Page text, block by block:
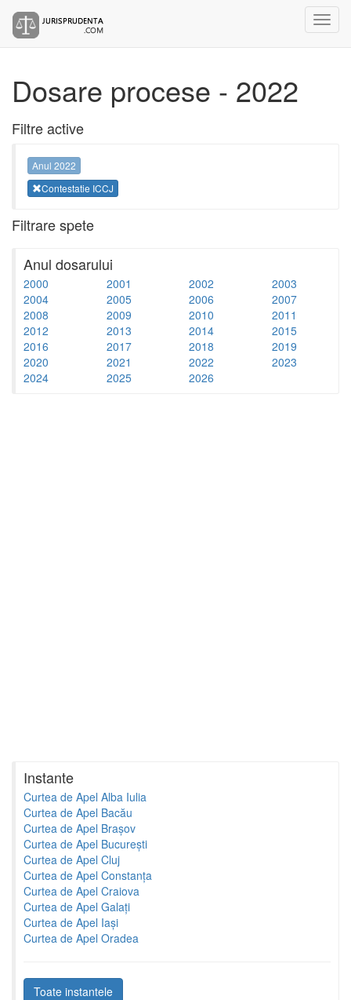
Dosare procese - 2022
Filtre active
Anul 2022
Contestatie ICCJ
Filtrare spete
Anul dosarului
2000 2001 2002
2003
2004
2005 2006
2007
2008
2009 2010
2011
2012
2013 2014
2015
2016
2017 2018
2019
2020
2021 2022
2023
2024
2025 2026
Instante
Curtea de Apel Alba Iulia
Curtea de Apel Bacău
Curtea de Apel Brașov
Curtea de Apel București
Curtea de Apel Cluj
Curtea de Apel Constanța
Curtea de Apel Craiova
Curtea de Apel Galați
Curtea de Apel Iași
Curtea de Apel Oradea
Toate instantele